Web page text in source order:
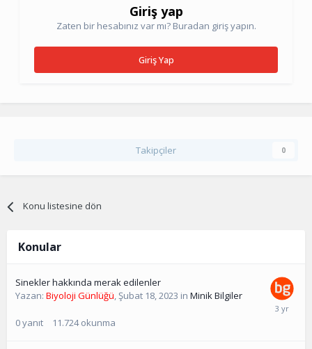
Giriş yap
Zaten bir hesabınız var mı? Buradan giriş yapın.
Giriş Yap
Takipçiler 0
Konu listesine dön
Konular
Sinekler hakkında merak edilenler
Yazan: Biyoloji Günlüğü,Şubat 18, 2023 in Minik Bilgiler
0yanıt 11.724 okunma